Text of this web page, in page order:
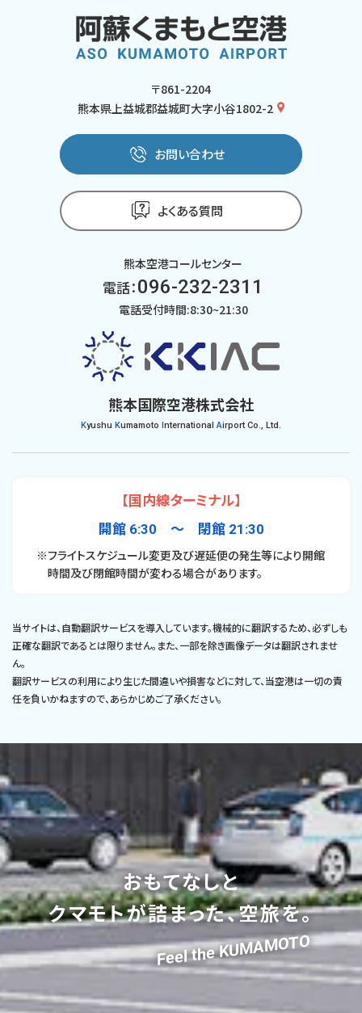
〒861-2204
熊本県上益城郡益城町大字小谷1802-2
お問い合わせ
よくある質問
熊本空港コールセンター
電話：096-232-2311
電話受付時間:8:30~21:30
熊本国際空港株式会社
Kyushu Kumamoto InternationalAirport Co., Ltd.
【国内線ターミナル】
開館 6:30 〜 閉館 21:30
※フライトスケジュール変更及び遅延便の発生等により開館
時間及び閉館時間が変わる場合があります。
当サイトは、自動翻訳サービスを導入しています。機械的に翻訳するため、必ずしも
正確な翻訳であるとは限りません。また、一部を除き画像データは翻訳されませ
ん。
翻訳サービスの利用により生じた間違いや損害などに対して、当空港は一切の責
任を負いかねますので、あらかじめご了承ください。
おもてなしと
クマモトが詰まった、空旅を。
Feel the KUMAMOTO